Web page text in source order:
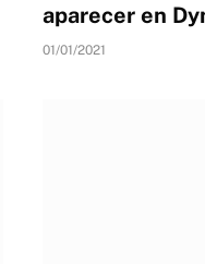
aparecer en
01/01/2021